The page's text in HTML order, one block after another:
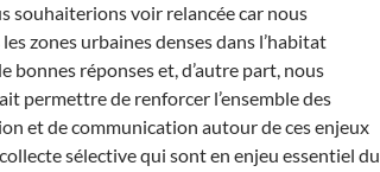
souhaiterions voir relancée car nous
zones urbaines denses dans l’habitat
bonnes réponses et, d’autre part, nous
permettre de renforcer l’ensemble des
et de communication autour de ces enjeux
sélective qui sont en enjeu essentiel du